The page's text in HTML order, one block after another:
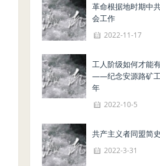
革命根据地时期中
会工作
2022-11-17
工人阶级如何才能
——纪念安源路矿
年
2022-10-5
共产主义者同盟简史
2022-3-31